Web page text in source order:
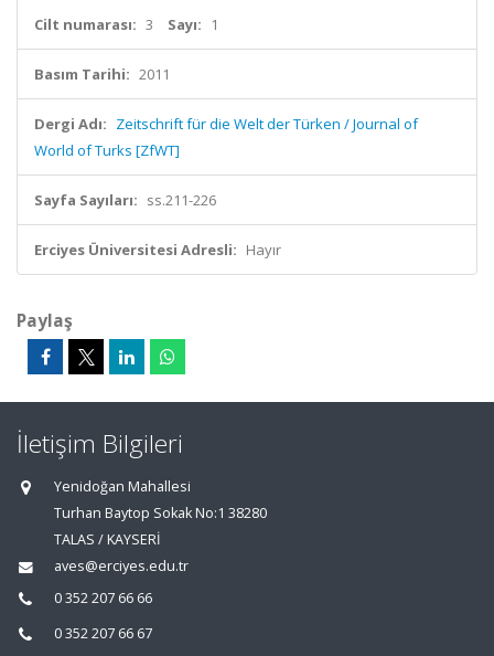
Cilt numarası: 3 Sayı: 1
Basım Tarihi: 2011
Dergi Adı: Zeitschrift für die Welt der Türken / Journal of
World of Turks [ZfWT]
Sayfa Sayıları: ss.211-226
Erciyes Üniversitesi Adresli: Hayır
Paylaş
İletişim Bilgileri
Yenidoğan Mahallesi
Turhan Baytop Sokak No:1 38280
TALAS / KAYSERİ
aves@erciyes.edu.tr
0 352 207 66 66
0 352 207 66 67